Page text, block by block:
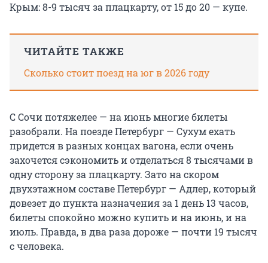
Крым: 8-9 тысяч за плацкарту, от 15 до 20 — купе.
ЧИТАЙТЕ ТАКЖЕ
Сколько стоит поезд на юг в 2026 году
С Сочи потяжелее — на июнь многие билеты
разобрали. На поезде Петербург — Сухум ехать
придется в разных концах вагона, если очень
захочется сэкономить и отделаться8 тысячамив
одну сторону за плацкарту. Зато на скором
двухэтажном составе Петербург — Адлер, который
довезет до пункта назначения за 1 день 13 часов,
билеты спокойно можно купить и на июнь, и на
июль. Правда, в два раза дороже — почти 19 тысяч
с человека.